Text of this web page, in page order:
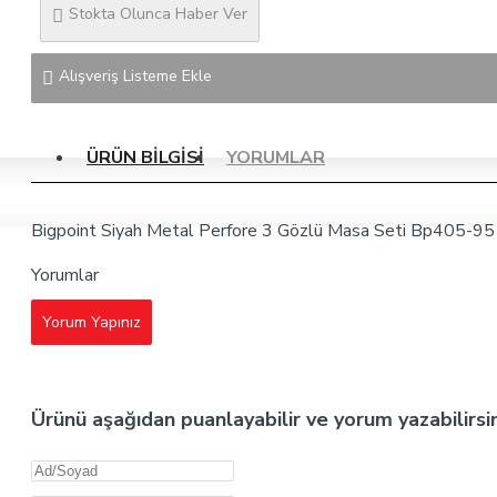
Stokta Olunca Haber Ver
Alışveriş Listeme Ekle
ÜRÜN BILGISI YORUMLAR
Bigpoint Siyah Metal Perfore 3 Gözlü Masa Seti Bp405-95
Yorumlar
Yorum Yapınız
Ürünü aşağıdan puanlayabilir ve yorum